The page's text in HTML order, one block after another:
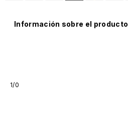
Información sobre el producto
1/0